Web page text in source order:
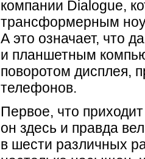
компании Dialogue,
трансформерным
А это означает, что
и планшетным
поворотом дисплея,
телефонов.
Первое, что
он здесь и правда
в шести различных